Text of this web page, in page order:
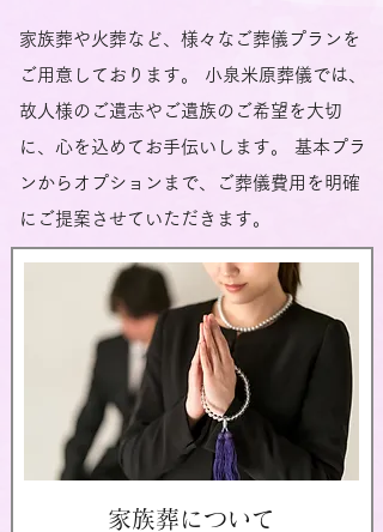
家族葬や火葬など、様々なご葬儀プランを
ご用意しております。 小泉米原葬儀では、
故人様のご遺志やご遺族のご希望を大切
に、心を込めてお手伝いします。 基本プラ
ンからオプションまで、ご葬儀費用を明確
にご提案させていただきます。
家族葬について